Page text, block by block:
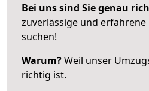
Bei uns sind Sie genau
zuverlässige und
suchen!
Warum?Weil unser
richtig ist.